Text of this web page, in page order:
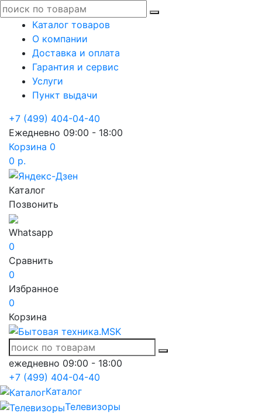
Каталог товаров
О компании
Доставка и оплата
Гарантия и сервис
Услуги
Пункт выдачи
+7 (499) 404-04-40
Ежедневно 09:00 - 18:00
Корзина 0
0 р.
Каталог
Позвонить
Whatsapp
0
Сравнить
0
Избранное
0
Корзина
ежедневно 09:00 - 18:00
+7 (499) 404-04-40
Каталог
Телевизоры